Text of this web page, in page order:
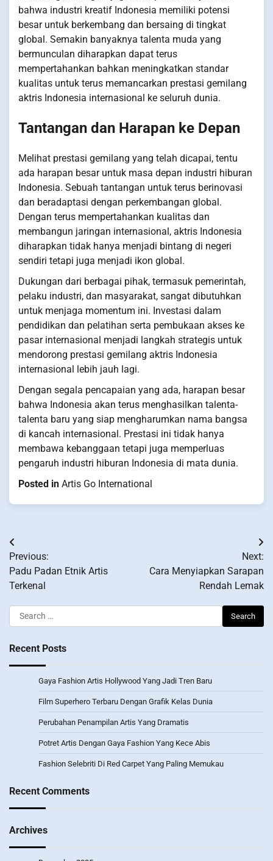
bahwa industri kreatif Indonesia memiliki potensi
besar untuk berkembang dan bersaing di tingkat
global. Semakin banyaknya talenta muda yang
bermunculan diharapkan dapat terus
mempertahankan bahkan meningkatkan standar
kualitas untuk terus memancarkan prestasi gemilang
aktris Indonesia internasional ke seluruh dunia.
Tantangan dan Harapan ke Depan
Melihat prestasi gemilang yang telah dicapai, tentu
ada harapan besar untuk masa depan industri hiburan
Indonesia. Sebuah tantangan untuk terus berinovasi
dan beradaptasi dengan perkembangan global.
Dengan terus mempertahankan kualitas dan
membangun jaringan internasional, aktris Indonesia
diharapkan tidak hanya menjadi bintang di negeri
sendiri tetapi juga menjadi ikon global.
Dukungan dari berbagai pihak, termasuk pemerintah,
pelaku industri, dan masyarakat, sangat dibutuhkan
untuk menjaga momentum ini. Investasi dalam
pendidikan dan pelatihan serta pembukaan akses ke
pasar internasional menjadi langkah strategis untuk
mendorong prestasi gemilang aktris Indonesia
internasional lebih jauh lagi.
Dengan segala pencapaian yang ada, harapan besar
bahwa Indonesia akan terus menghasilkan talenta-
talenta baru yang siap mengharumkan nama bangsa
di kancah internasional. Prestasi ini tidak hanya
membawa kebanggaan tetapi juga memperluas
pengaruh industri hiburan Indonesia di mata dunia.
Posted in Artis Go International
Post
navigation
Previous:
Padu Padan Etnik Artis
Terkenal
Next:
Cara Menyiapkan Sarapan
Rendah Lemak
Search
for:
Recent Posts
Gaya Fashion Artis Hollywood Yang Jadi Tren Baru
Film Superhero Terbaru Dengan Grafik Kelas Dunia
Perubahan Penampilan Artis Yang Dramatis
Potret Artis Dengan Gaya Fashion Yang Kece Abis
Fashion Selebriti Di Red Carpet Yang Paling Memukau
Recent Comments
Archives